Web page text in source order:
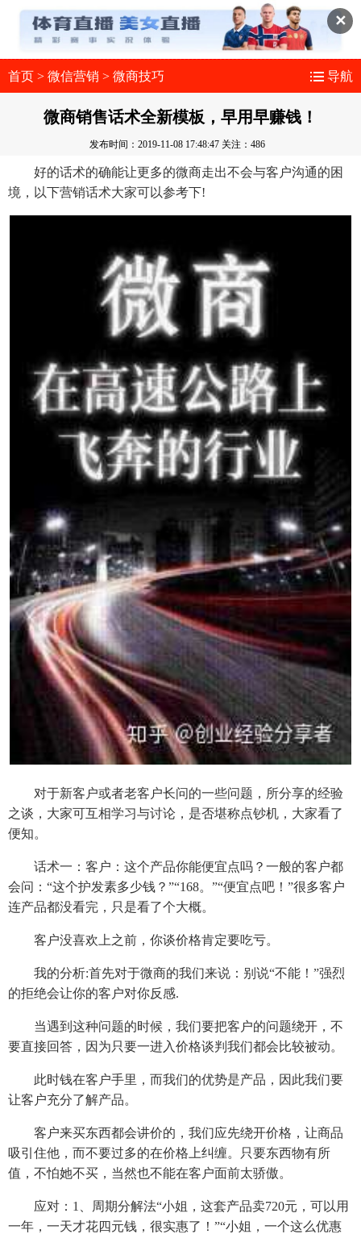
✕
首页 > 微信营销 > 微商技巧 导航
微商销售话术全新模板，早用早赚钱！
发布时间：2019-11-08 17:48:47 关注：486
好的话术的确能让更多的微商走出不会与客户沟通的困
境，以下营销话术大家可以参考下!
对于新客户或者老客户长问的一些问题，所分享的经验
之谈，大家可互相学习与讨论，是否堪称点钞机，大家看了
便知。
话术一：客户：这个产品你能便宜点吗？一般的客户都
会问：“这个护发素多少钱？”“168。”“便宜点吧！”很多客户
连产品都没看完，只是看了个大概。
客户没喜欢上之前，你谈价格肯定要吃亏。
我的分析:首先对于微商的我们来说：别说“不能！”强烈
的拒绝会让你的客户对你反感.
当遇到这种问题的时候，我们要把客户的问题绕开，不
要直接回答，因为只要一进入价格谈判我们都会比较被动。
此时钱在客户手里，而我们的优势是产品，因此我们要
让客户充分了解产品。
客户来买东西都会讲价的，我们应先绕开价格，让商品
吸引住他，而不要过多的在价格上纠缠。只要东西物有所
值，不怕她不买，当然也不能在客户面前太骄傲。
应对：1、周期分解法“小姐，这套产品卖720元，可以用
一年，一天才花四元钱，很实惠了！”“小姐，一个这么优惠